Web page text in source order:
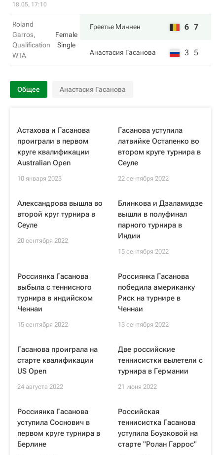
18.05, 17:10
Roland
Garros,
Qualification
WTA
Female
Single
Греетье Миннен 6 7
Анастасия Гасанова 3 5
Общее Анастасия Гасанова
Астахова и Гасанова
проиграли в первом
круге квалификации
Australian Open
10 января 2023
Гасанова уступила
латвийке Остапенко во
втором круге турнира в
Сеуле
22 сентября 2022
Александрова вышла во
второй круг турнира в
Сеуле
20 сентября 2022
Блинкова и Дзаламидзе
вышли в полуфинал
парного турнира в
Индии
15 сентября 2022
Россиянка Гасанова
выбыла с теннисного
турнира в индийском
Ченнаи
15 сентября 2022
Россиянка Гасанова
победила американку
Риск на турнире в
Ченнаи
13 сентября 2022
Гасанова проиграла на
старте квалификации
US Open
24 августа 2022
Две российские
теннисистки вылетели с
турнира в Германии
21 июня 2022
Россиянка Гасанова
уступила Соснович в
первом круге турнира в
Берлине
Российская
теннисистка Гасанова
уступила Боузковой на
старте "Ролан Гаррос"